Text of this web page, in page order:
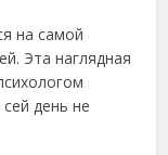
на самой
Эта наглядная
день не